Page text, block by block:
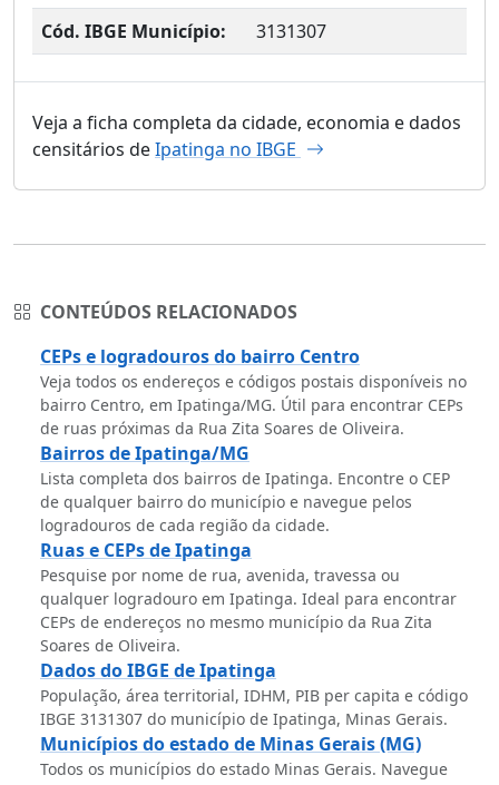
Cód. IBGE Município: 3131307
Veja a ficha completa da cidade, economia e dados
censitários deIpatinga no IBGE
CONTEÚDOS RELACIONADOS
CEPs e logradouros do bairro Centro
Veja todos os endereços e códigos postais disponíveis no
bairro Centro, em Ipatinga/MG. Útil para encontrar CEPs
de ruas próximas da Rua Zita Soares de Oliveira.
Bairros de Ipatinga/MG
Lista completa dos bairros de Ipatinga. Encontre o CEP
de qualquer bairro do município e navegue pelos
logradouros de cada região da cidade.
Ruas e CEPs de Ipatinga
Pesquise por nome de rua, avenida, travessa ou
qualquer logradouro em Ipatinga. Ideal para encontrar
CEPs de endereços no mesmo município da Rua Zita
Soares de Oliveira.
Dados do IBGE de Ipatinga
População, área territorial, IDHM, PIB per capita e código
IBGE 3131307 do município de Ipatinga, Minas Gerais.
Municípios do estado de Minas Gerais (MG)
Todos os municípios do estado Minas Gerais. Navegue